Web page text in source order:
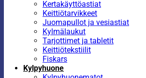
Kertakäyttöastiat
Keittiötarvikkeet
Juomapullot ja vesiastiat
Kylmälaukut
Tarjottimet ja tabletit
Keittiötekstiilit
Fiskars
Kylpyhuone